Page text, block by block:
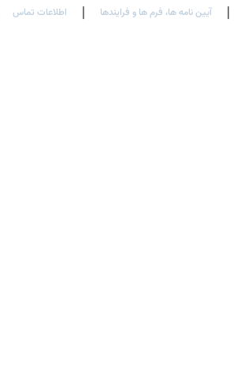
آیین نامه ها، فرم ها و فرایندها اطلاعات تماس